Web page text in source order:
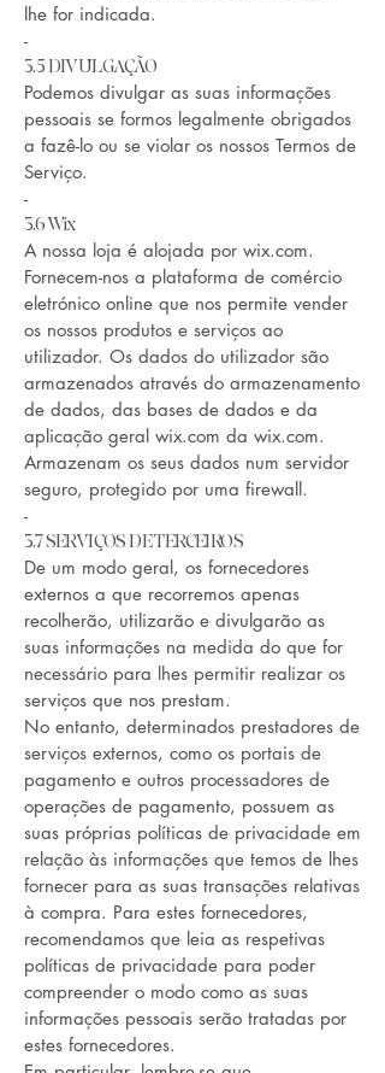
lhe for indicada.
-
3.5 DIVULGAÇÃO
Podemos divulgar as suas informações
pessoais se formos legalmente obrigados
a fazê-lo ou se violar os nossos Termos de
Serviço.
-
3.6 Wix
A nossa loja é alojada por wix.com.
Fornecem-nos a plataforma de comércio
eletrónico online que nos permite vender
os nossos produtos e serviços ao
utilizador. Os dados do utilizador são
armazenados através do armazenamento
de dados, das bases de dados e da
aplicação geral wix.com da wix.com.
Armazenam os seus dados num servidor
seguro, protegido por uma firewall.
-
3.7 SERVIÇOS DE TERCEIROS
De um modo geral, os fornecedores
externos a que recorremos apenas
recolherão, utilizarão e divulgarão as
suas informações na medida do que for
necessário para lhes permitir realizar os
serviços que nos prestam.
No entanto, determinados prestadores de
serviços externos, como os portais de
pagamento e outros processadores de
operações de pagamento, possuem as
suas próprias políticas de privacidade em
relação às informações que temos de lhes
fornecer para as suas transações relativas
à compra. Para estes fornecedores,
recomendamos que leia as respetivas
políticas de privacidade para poder
compreender o modo como as suas
informações pessoais serão tratadas por
estes fornecedores.